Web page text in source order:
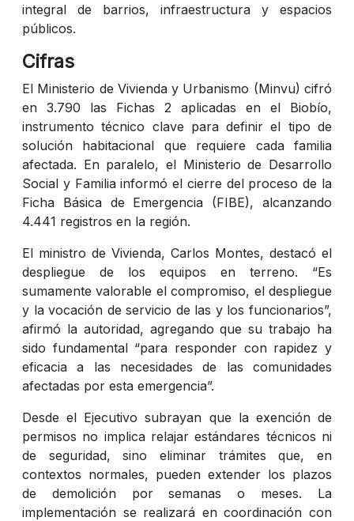
integral de barrios, infraestructura y espacios
públicos.
Cifras
El Ministerio de Vivienda y Urbanismo (Minvu) cifró
en 3.790 las Fichas 2 aplicadas en el Biobío,
instrumento técnico clave para definir el tipo de
solución habitacional que requiere cada familia
afectada. En paralelo, el Ministerio de Desarrollo
Social y Familia informó el cierre del proceso de la
Ficha Básica de Emergencia (FIBE), alcanzando
4.441 registros en la región.
El ministro de Vivienda, Carlos Montes, destacó el
despliegue de los equipos en terreno. “Es
sumamente valorable el compromiso, el despliegue
y la vocación de servicio de las y los funcionarios”,
afirmó la autoridad, agregando que su trabajo ha
sido fundamental “para responder con rapidez y
eficacia a las necesidades de las comunidades
afectadas por esta emergencia”.
Desde el Ejecutivo subrayan que la exención de
permisos no implica relajar estándares técnicos ni
de seguridad, sino eliminar trámites que, en
contextos normales, pueden extender los plazos
de demolición por semanas o meses. La
implementación se realizará en coordinación con